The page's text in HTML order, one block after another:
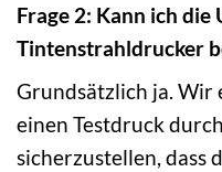
Frage 2: Kann ich die
Tintenstrahldrucker
Grundsätzlich ja. Wir
einen Testdruck
sicherzustellen, dass